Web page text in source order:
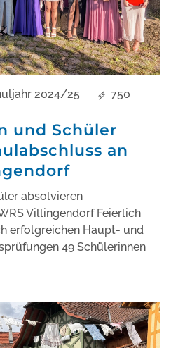
2024/25
750
und Schüler
an
absolvieren
Villingendorf Feierlich
erfolgreichen Haupt- und
49 Schülerinnen